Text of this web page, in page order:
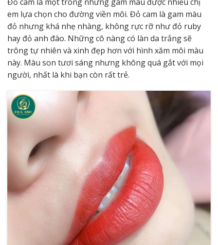
em lựa chọn cho đường viền môi. Đỏ cam là gam màu
đỏ nhưng khá nhẹ nhàng, không rực rỡ như đỏ ruby ​​
hay đỏ anh đào. Những cô nàng có làn da trắng sẽ
trông tự nhiên và xinh đẹp hơn với hình xăm môi màu
này. Màu son tươi sáng nhưng không quá gắt với mọi
người, nhất là khi bạn còn rất trẻ.